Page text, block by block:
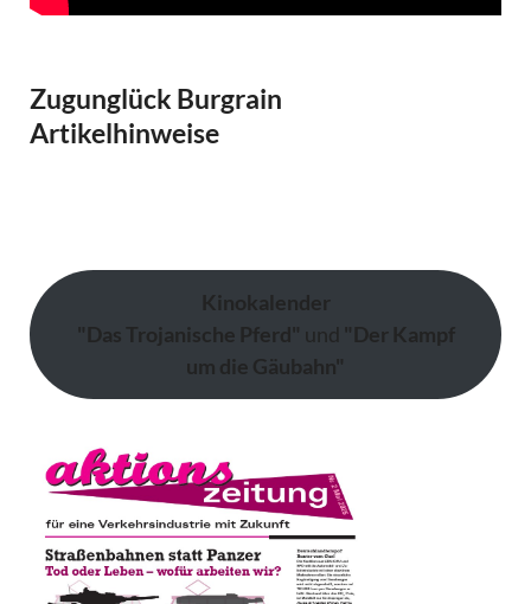
Zugunglück Burgrain
Artikelhinweise
Kinokalender
"Das Trojanische Pferd" und "Der Kampf
um die Gäubahn"